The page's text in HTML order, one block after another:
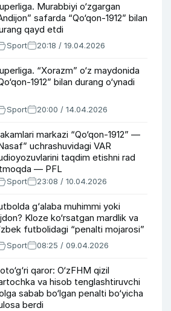
Murabbiyi o‘zgargan
safarda “Qo‘qon-1912” bilan
qayd etdi
Sport 20:18 / 19.04.2026
“Xorazm” o‘z maydonida
1912” bilan durang o‘ynadi
Sport 20:00 / 14.04.2026
markazi “Qo‘qon-1912” —
uchrashuvidagi VAR
taqdim etishni rad
— PFL
Sport 23:08 / 10.04.2026
g‘alaba muhimmi yoki
Kloze ko‘rsatgan mardlik va
futbolidagi “penalti mojarosi”
Sport 08:25 / 09.04.2026
qaror: O‘zFHM qizil
va hisob tenglashtiruvchi
sabab bo‘lgan penalti bo‘yicha
berdi